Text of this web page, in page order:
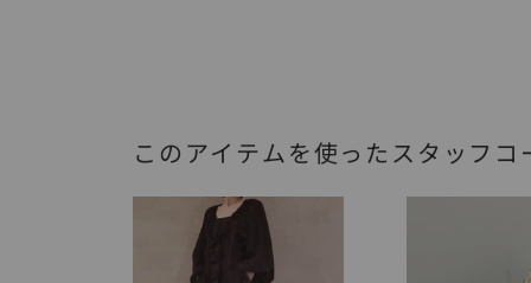
このアイテムを使ったスタッフコ